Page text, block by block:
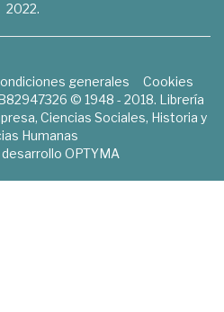
2022.
generales
Cookies
© 1948 - 2018. Librería
Ciencias Sociales, Historia y
Humanas
desarrollo OPTYMA